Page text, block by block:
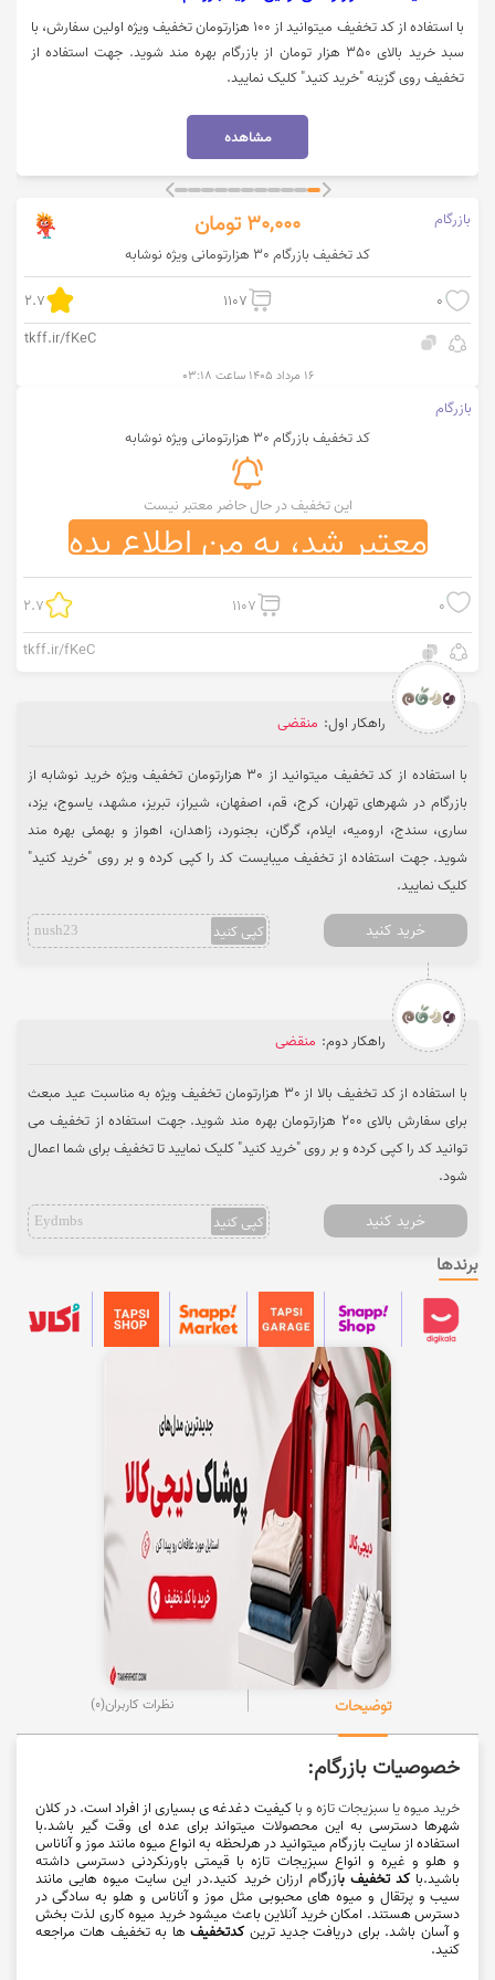
با استفاده از کد تخفیف میتوانید از 100 هزارتومان تخفیف ویژه اولین سفارش، با
سبد خرید بالای 350 هزار تومان از بازرگام بهره مند شوید. جهت استفاده از
تخفیف روی گزینه "خرید کنید" کلیک نمایید.
مشاهده
بازرگام 30,000 تومان
کد تخفیف بازرگام 30 هزارتومانی ویژه نوشابه
0
1107
2.7
tkff.ir/fKeC
۱۶ مرداد ۱۴۰۵ ساعت ۰۳:۱۸
بازرگام
کد تخفیف بازرگام 30 هزارتومانی ویژه نوشابه
این تخفیف در حال حاضر معتبر نیست
معتبر شد، به من اطلاع بده
0
1107
2.7
tkff.ir/fKeC
راهکار اول: منقضی
با استفاده از کد تخفیف میتوانید از 30 هزارتومان تخفیف ویژه خرید نوشابه از
بازرگام در شهرهای تهران، کرج، قم، اصفهان، شیراز، تبریز، مشهد، یاسوج، یزد،
ساری، سندج، ارومیه، ایلام، گرگان، بجنورد، زاهدان، اهواز و بهمئی بهره مند
شوید. جهت استفاده از تخفیف میبایست کد را کپی کرده و بر روی "خرید کنید"
کلیک نمایید.
خرید کنید کپی کنید nush23
راهکار دوم: منقضی
با استفاده از کد تخفیف بالا از 30 هزارتومان تخفیف ویژه به مناسبت عید مبعث
برای سفارش بالای 200 هزارتومان بهره مند شوید. جهت استفاده از تخفیف می
توانید کد را کپی کرده و بر روی "خرید کنید" کلیک نمایید تا تخفیف برای شما اعمال
شود.
خرید کنید کپی کنید Eydmbs
برندها
توضیحات نظرات کاربران(0)
خصوصیات بازرگام:
خرید میوه یا سبزیجات تازه و با کیفیت دغدغه ی بسیاری از افراد است. در کلان
شهرها دسترسی به این محصولات میتواند برای عده ای وقت گیر باشد.با
استفاده از سایت بازرگام میتوانید در هرلحظه به انواع میوه مانند موز و آناناس
و هلو و غیره و انواع سبزیجات تازه با قیمتی باورنکردنی دسترسی داشته
باشید.با کد تخفیفبازرگام ارزان خرید کنید.در این سایت میوه هایی مانند
سیب و پرتقال و میوه های محبوبی مثل موز و آناناس و هلو به سادگی در
دسترس هستند. امکان خرید آنلاین باعث میشود خرید میوه کاری لذت بخش
و آسان باشد. برای دریافت جدید ترین کدتخفیف ها به تخفیف هات مراجعه
کنید.